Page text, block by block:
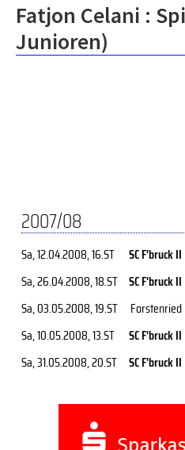
Fatjon Celani :
Junioren)
2007/08
Sa, 12.04.2008, 16.ST SC F'bruck II
Sa, 26.04.2008, 18.ST SC F'bruck II
Sa, 03.05.2008, 19.ST Forstenried
Sa, 10.05.2008, 13.ST SC F'bruck II
Sa, 31.05.2008, 20.ST SC F'bruck II